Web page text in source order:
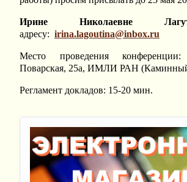
Ирине Николаевне
адресу: irina.lagoutina@inbox.ru
Место проведения
Поварская, 25а, ИМЛИ РАН
Регламент докладов: 15-20 мин.